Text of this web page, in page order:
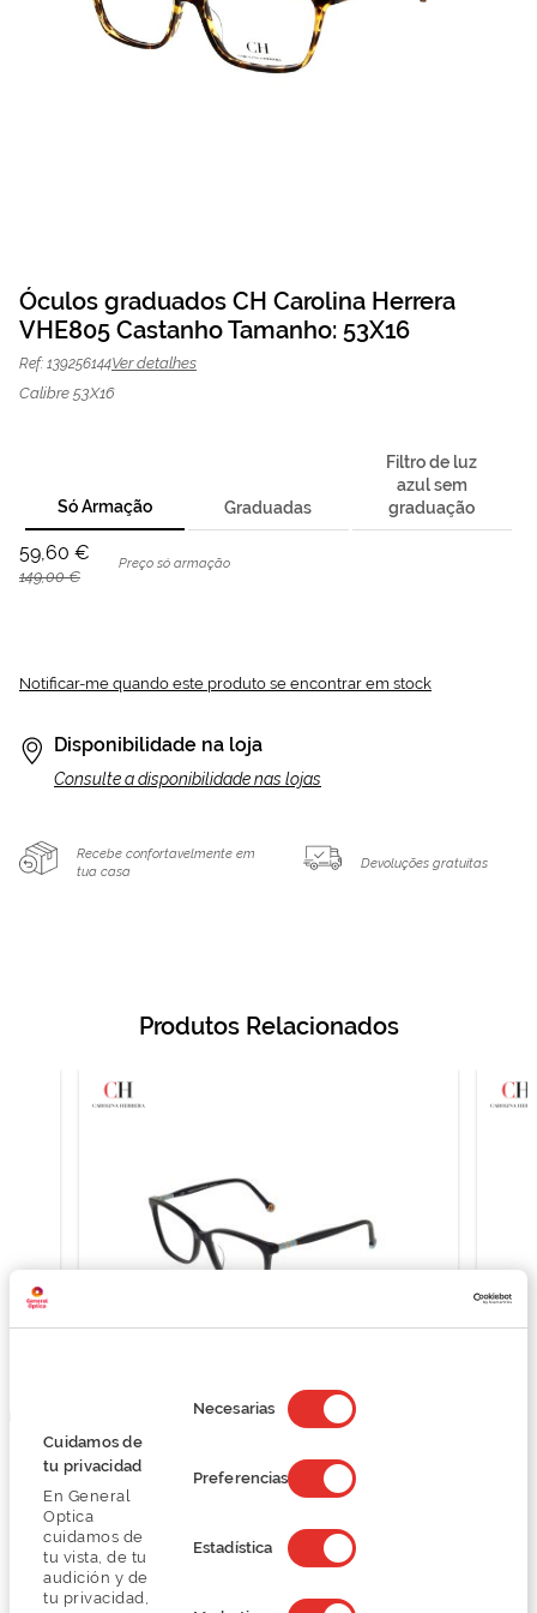
Cuidamos de
tu privacidad
En General
Optica
cuidamos de
tu vista, de tu
audición y de
tu privacidad,
de
consentimiento
Necesarias
Preferencias
Estadística
Óculos graduados CH
Carolina Herrera
VHE805 Castanho |
59,60 €O preço inclui apenas a
para
o
início
Galeria
de
Óculos graduados CH Carolina Herrera
VHE805 Castanho Tamanho: 53X16
Ref: 139256144Ver detalhes
Calibre 53X16
Só Armação
59,60 €
149,00 €
Preço só armação
Graduadas
Filtro de luz
azul sem
graduação
Notificar-me quando este produto se encontrar em stock
Disponibilidade na loja
Consulte a disponibilidade nas lojas
Recebe confortavelmente em
tua casa
Devoluções gratuitas
Produtos Relacionados
CH Carolina Herrera VHE879
63,60 €